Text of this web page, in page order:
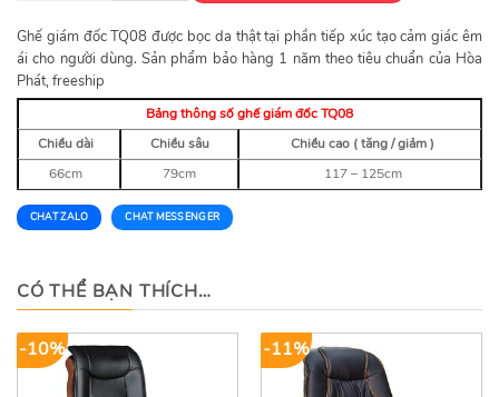
Ghế giám đốc TQ08 được bọc da thật tại phần tiếp xúc tạo cảm giác êm
ái cho người dùng. Sản phẩm bảo hàng 1 năm theo tiêu chuẩn của Hòa
Phát, freeship
Bảng thông số ghế giám đốc TQ08
Chiều dài
Chiều sâu
Chiều cao ( tăng / giảm )
66cm
79cm 117 – 125cm
CHAT ZALO CHAT MESSENGER
CÓ THỂ BẠN THÍCH…
-10% -11%